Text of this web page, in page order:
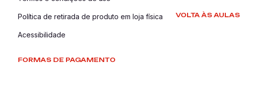
Política de retirada de produto em loja física
Acessibilidade
VOLTA ÀS AULAS
FORMAS DE PAGAMENTO